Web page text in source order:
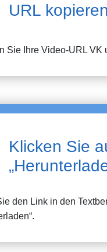
URL
Sie Ihre Video-URL VK
Klicken Sie
den Link in den